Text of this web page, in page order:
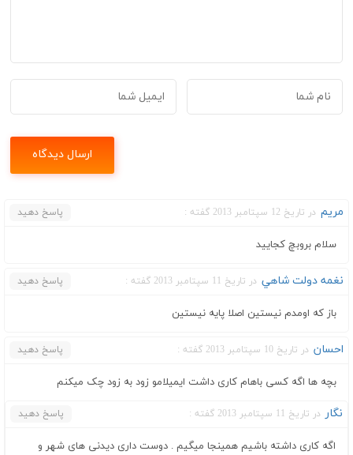
مریم در تاریخ 12 سپتامبر 2013 گفته : پاسخ دهید
سلام بروبچ کجایید
نغمه دولت شاهي در تاریخ 11 سپتامبر 2013 گفته : پاسخ دهید
باز که اومدم نیستین اصلا پایه نیستین
احسان در تاریخ 10 سپتامبر 2013 گفته : پاسخ دهید
بچه ها اگه کسی باهام کاری داشت ایمیلامو زود به زود چک میکنم
نگار در تاریخ 11 سپتامبر 2013 گفته : پاسخ دهید
اگه کاری داشته باشیم همینجا میگیم . دوست داری دیدنی های شهر و